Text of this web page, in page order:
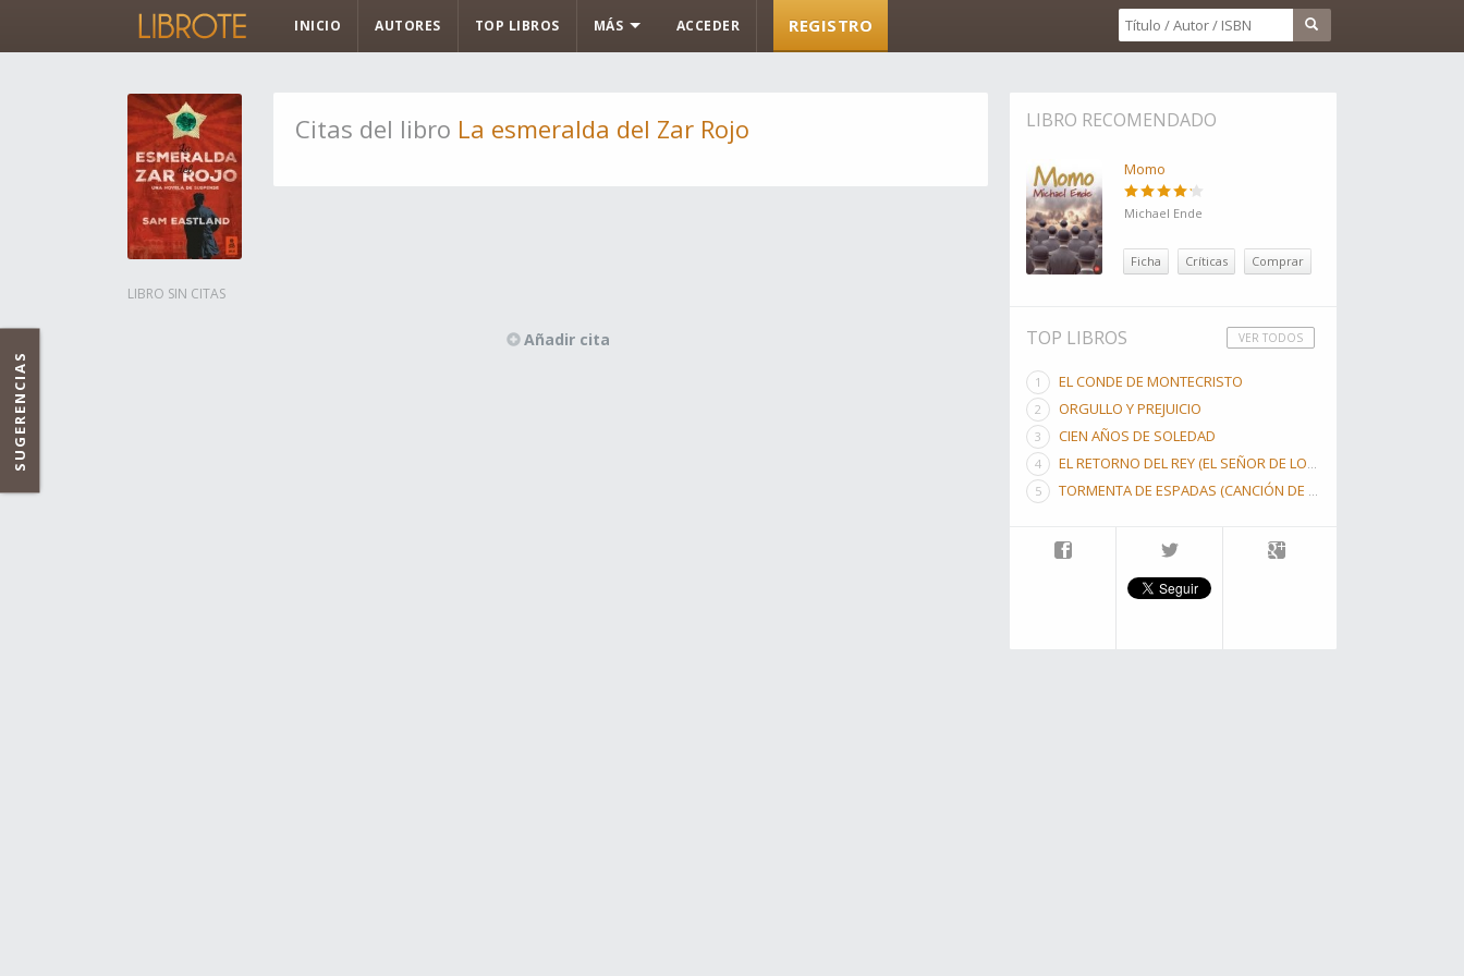
INICIO AUTORES TOP LIBROS MÁS ACCEDER REGISTRO
Citas del libro La esmeralda del Zar Rojo
LIBRO SIN CITAS
Añadir cita
LIBRO RECOMENDADO
Momo
Michael Ende
Ficha Críticas Comprar
VER TODOS
TOP LIBROS
EL CONDE DE MONTECRISTO
ORGULLO Y PREJUICIO
CIEN AÑOS DE SOLEDAD
EL RETORNO DEL REY (EL SEÑOR DE LOS ANILLOS, #3)
TORMENTA DE ESPADAS (CANCIÓN DE HIELO Y FUEGO III)
SUGERENCIAS